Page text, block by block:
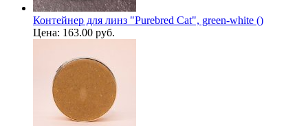
Контейнер для линз "Purebred Cat", green-white ()
Цена: 163.00 руб.